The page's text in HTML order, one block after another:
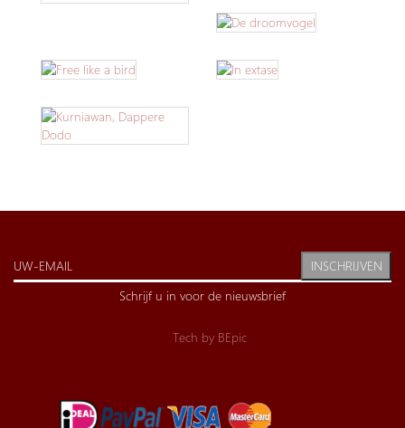
INSCHRIJVEN
Schrijf u in voor de nieuwsbrief
Tech by BEpic